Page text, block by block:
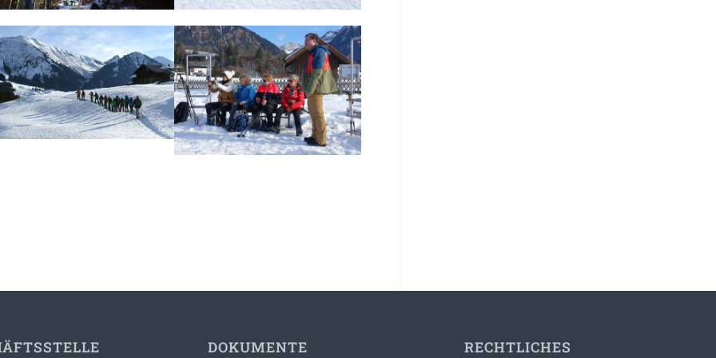
DOKUMENTE RECHTLICHES